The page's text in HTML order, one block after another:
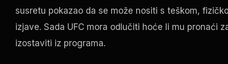
susretu pokazao da se može nositi s teškom,
izjave. Sada UFC mora odlučiti hoće li mu pronaći
izostaviti iz programa.